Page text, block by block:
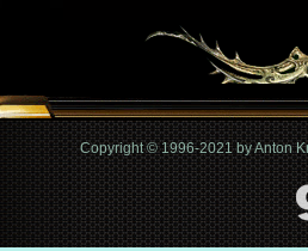
Copyright © 1996-2021 by Anton